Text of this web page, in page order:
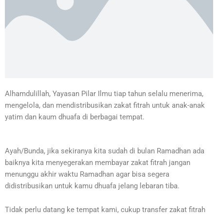
Alhamdulillah, Yayasan Pilar Ilmu tiap tahun selalu menerima,
mengelola, dan mendistribusikan zakat fitrah untuk anak-anak
yatim dan kaum dhuafa di berbagai tempat.
Ayah/Bunda, jika sekiranya kita sudah di bulan Ramadhan ada
baiknya kita menyegerakan membayar zakat fitrah jangan
menunggu akhir waktu Ramadhan agar bisa segera
didistribusikan untuk kamu dhuafa jelang lebaran tiba.
Tidak perlu datang ke tempat kami, cukup transfer zakat fitrah